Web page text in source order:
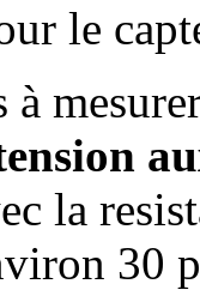
le
à
la
30